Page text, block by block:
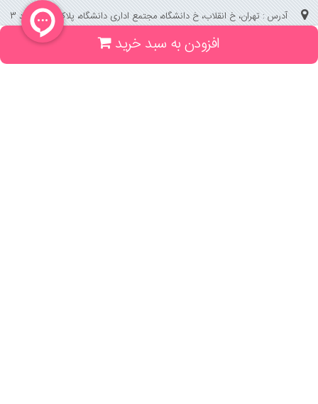
افزودن به سبد خرید
آدرس : تهران، خ انقلاب، خ دانشگاه، مجتمع اداری دانشگاه، پلاک 158 واحد 3
(جهت خرید حضوری، تلفنی ، پیگیری سفارشات سایت با شماره تلفن 02166175070
تماس حاصل فرمایید)